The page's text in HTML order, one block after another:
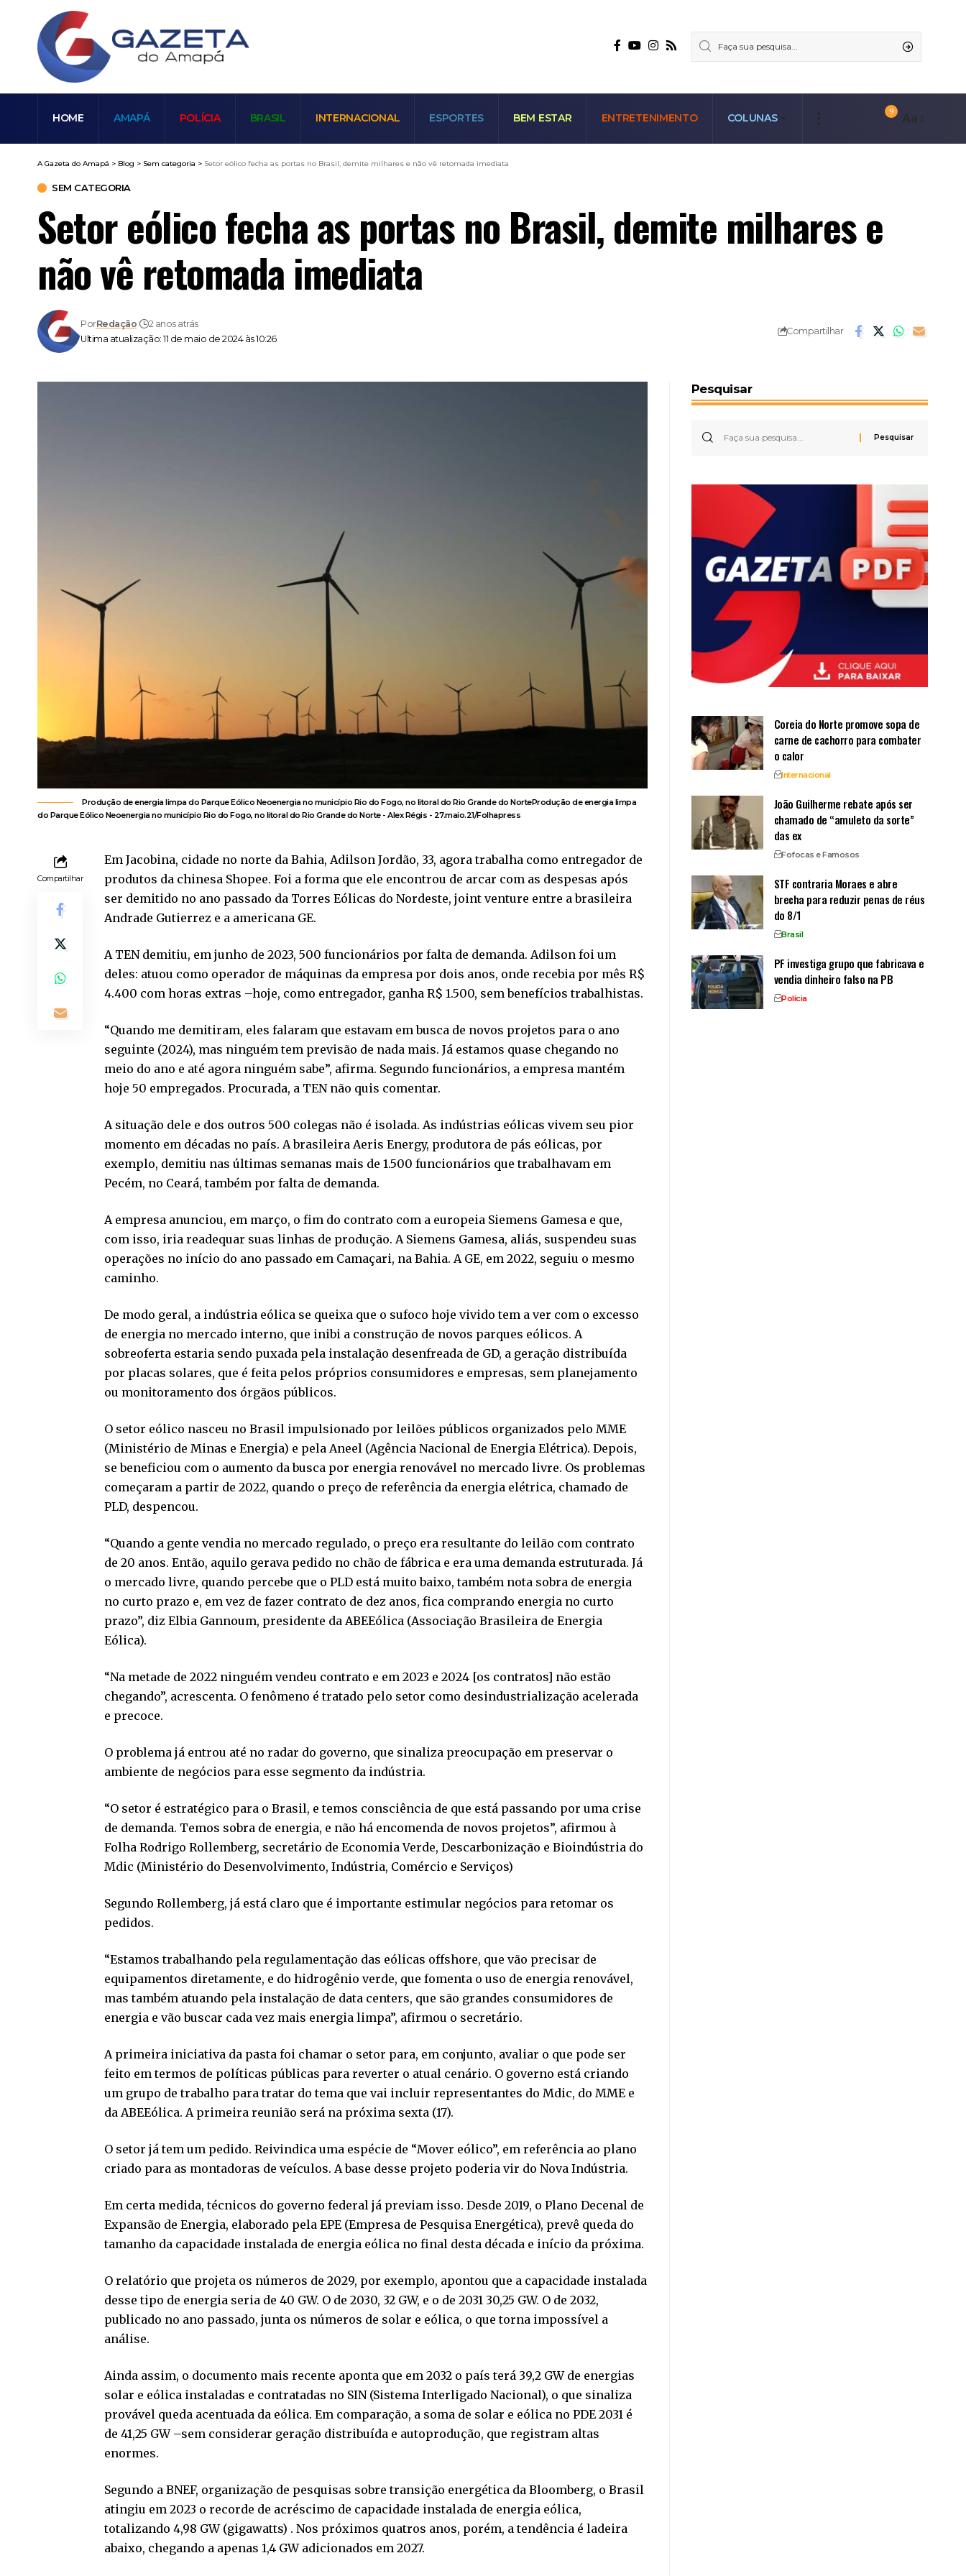
HOME AMAPÁ POLÍCIA BRASIL INTERNACIONAL ESPORTES BEM ESTAR ENTRETENIMENTO COLUNAS
9 Aa
A Gazeta do Amapá > Blog > Sem categoria > Setor eólico fecha as portas no Brasil, demite milhares e não vê retomada imediata
SEM CATEGORIA
Setor eólico fecha as portas no Brasil, demite milhares e
não vê retomada imediata
Ultima atualização: 11 de maio de 2024 às 10:26
PorRedação 2 anos atrás
Compartilhar
Produção de energia limpa do Parque Eólico Neoenergia no município Rio do Fogo, no litoral do Rio Grande do NorteProdução de energia limpa
do Parque Eólico Neoenergia no município Rio do Fogo, no litoral do Rio Grande do Norte - Alex Régis - 27.maio.21/Folhapress
Compartilhar
Em Jacobina, cidade no norte da Bahia, Adilson Jordão, 33, agora trabalha como entregador de
produtos da chinesa Shopee. Foi a forma que ele encontrou de arcar com as despesas após
ser demitido no ano passado da Torres Eólicas do Nordeste, joint venture entre a brasileira
Andrade Gutierrez e a americana GE.
A TEN demitiu, em junho de 2023, 500 funcionários por falta de demanda. Adilson foi um
deles: atuou como operador de máquinas da empresa por dois anos, onde recebia por mês R$
4.400 com horas extras –hoje, como entregador, ganha R$ 1.500, sem benefícios trabalhistas.
“Quando me demitiram, eles falaram que estavam em busca de novos projetos para o ano
seguinte (2024), mas ninguém tem previsão de nada mais. Já estamos quase chegando no
meio do ano e até agora ninguém sabe”, afirma. Segundo funcionários, a empresa mantém
hoje 50 empregados. Procurada, a TEN não quis comentar.
A situação dele e dos outros 500 colegas não é isolada. As indústrias eólicas vivem seu pior
momento em décadas no país. A brasileira Aeris Energy, produtora de pás eólicas, por
exemplo, demitiu nas últimas semanas mais de 1.500 funcionários que trabalhavam em
Pecém, no Ceará, também por falta de demanda.
A empresa anunciou, em março, o fim do contrato com a europeia Siemens Gamesa e que,
com isso, iria readequar suas linhas de produção. A Siemens Gamesa, aliás, suspendeu suas
operações no início do ano passado em Camaçari, na Bahia. A GE, em 2022, seguiu o mesmo
caminho.
De modo geral, a indústria eólica se queixa que o sufoco hoje vivido tem a ver com o excesso
de energia no mercado interno, que inibi a construção de novos parques eólicos. A
sobreoferta estaria sendo puxada pela instalação desenfreada de GD, a geração distribuída
por placas solares, que é feita pelos próprios consumidores e empresas, sem planejamento
ou monitoramento dos órgãos públicos.
O setor eólico nasceu no Brasil impulsionado por leilões públicos organizados pelo MME
(Ministério de Minas e Energia) e pela Aneel (Agência Nacional de Energia Elétrica). Depois,
se beneficiou com o aumento da busca por energia renovável no mercado livre. Os problemas
começaram a partir de 2022, quando o preço de referência da energia elétrica, chamado de
PLD, despencou.
“Quando a gente vendia no mercado regulado, o preço era resultante do leilão com contrato
de 20 anos. Então, aquilo gerava pedido no chão de fábrica e era uma demanda estruturada. Já
o mercado livre, quando percebe que o PLD está muito baixo, também nota sobra de energia
no curto prazo e, em vez de fazer contrato de dez anos, fica comprando energia no curto
prazo”, diz Elbia Gannoum, presidente da ABEEólica (Associação Brasileira de Energia
Eólica).
“Na metade de 2022 ninguém vendeu contrato e em 2023 e 2024 [os contratos] não estão
chegando”, acrescenta. O fenômeno é tratado pelo setor como desindustrialização acelerada
e precoce.
O problema já entrou até no radar do governo, que sinaliza preocupação em preservar o
ambiente de negócios para esse segmento da indústria.
“O setor é estratégico para o Brasil, e temos consciência de que está passando por uma crise
de demanda. Temos sobra de energia, e não há encomenda de novos projetos”, afirmou à
Folha Rodrigo Rollemberg, secretário de Economia Verde, Descarbonização e Bioindústria do
Mdic (Ministério do Desenvolvimento, Indústria, Comércio e Serviços)
Segundo Rollemberg, já está claro que é importante estimular negócios para retomar os
pedidos.
“Estamos trabalhando pela regulamentação das eólicas offshore, que vão precisar de
equipamentos diretamente, e do hidrogênio verde, que fomenta o uso de energia renovável,
mas também atuando pela instalação de data centers, que são grandes consumidores de
energia e vão buscar cada vez mais energia limpa”, afirmou o secretário.
A primeira iniciativa da pasta foi chamar o setor para, em conjunto, avaliar o que pode ser
feito em termos de políticas públicas para reverter o atual cenário. O governo está criando
um grupo de trabalho para tratar do tema que vai incluir representantes do Mdic, do MME e
da ABEEólica. A primeira reunião será na próxima sexta (17).
O setor já tem um pedido. Reivindica uma espécie de “Mover eólico”, em referência ao plano
criado para as montadoras de veículos. A base desse projeto poderia vir do Nova Indústria.
Em certa medida, técnicos do governo federal já previam isso. Desde 2019, o Plano Decenal de
Expansão de Energia, elaborado pela EPE (Empresa de Pesquisa Energética), prevê queda do
tamanho da capacidade instalada de energia eólica no final desta década e início da próxima.
O relatório que projeta os números de 2029, por exemplo, apontou que a capacidade instalada
desse tipo de energia seria de 40 GW. O de 2030, 32 GW, e o de 2031 30,25 GW. O de 2032,
publicado no ano passado, junta os números de solar e eólica, o que torna impossível a
análise.
Ainda assim, o documento mais recente aponta que em 2032 o país terá 39,2 GW de energias
solar e eólica instaladas e contratadas no SIN (Sistema Interligado Nacional), o que sinaliza
provável queda acentuada da eólica. Em comparação, a soma de solar e eólica no PDE 2031 é
de 41,25 GW –sem considerar geração distribuída e autoprodução, que registram altas
enormes.
Segundo a BNEF, organização de pesquisas sobre transição energética da Bloomberg, o Brasil
atingiu em 2023 o recorde de acréscimo de capacidade instalada de energia eólica,
totalizando 4,98 GW (gigawatts) . Nos próximos quatros anos, porém, a tendência é ladeira
abaixo, chegando a apenas 1,4 GW adicionados em 2027.
Pesquisar
Coreia do Norte promove sopa de
carne de cachorro para combater
o calor
Internacional
João Guilherme rebate após ser
chamado de “amuleto da sorte”
das ex
Fofocas e Famosos
STF contraria Moraes e abre
brecha para reduzir penas de réus
do 8/1
Brasil
PF investiga grupo que fabricava e
vendia dinheiro falso na PB
Polícia